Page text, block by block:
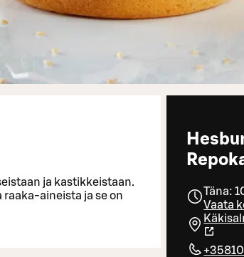
Täna:
Vaata
ja kastikkeistaan.
aineista ja se on